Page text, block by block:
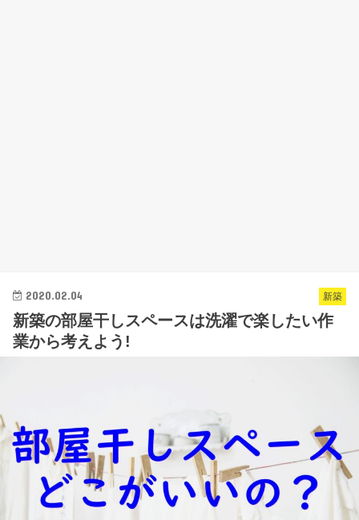
新築
2020.02.04
新築の部屋干しスペースは洗濯で楽したい作
業から考えよう!